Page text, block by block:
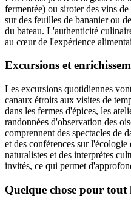
fermentée) ou siroter des vins
sur des feuilles de bananier ou
du bateau. L'authenticité
au cœur de l'expérience
Excursions et
Les excursions quotidiennes
canaux étroits aux visites de
dans les fermes d'épices, les
randonnées d'observation des
comprennent des spectacles de
et des conférences sur
naturalistes et des interprètes
invités, ce qui permet
Quelque chose pour tout